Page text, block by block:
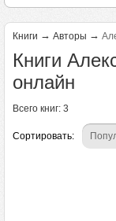
Книги → Авторы →
Книги
онлайн
Всего книг: 3
Сортировать: